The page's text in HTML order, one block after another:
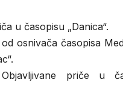
u časopisu „Danica“.
osnivača časopisa
priče u